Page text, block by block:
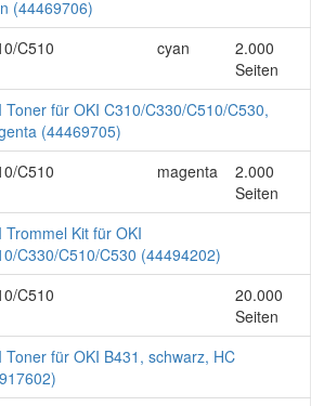
(44469706)
C510
cyan
2.000
Seiten
Toner für OKI C310/C330/C510/C530,
(44469705)
C510
magenta
2.000
Seiten
Trommel Kit für OKI
C330/C510/C530 (44494202)
C510
20.000
Seiten
Toner für OKI B431, schwarz, HC